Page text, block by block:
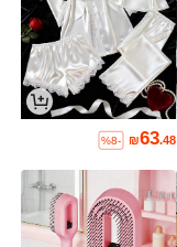
₪63.48
%8-